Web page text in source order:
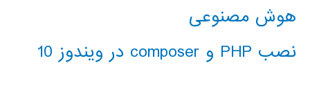
هوش مصنوعی
نصب PHP و composer در ویندوز 10